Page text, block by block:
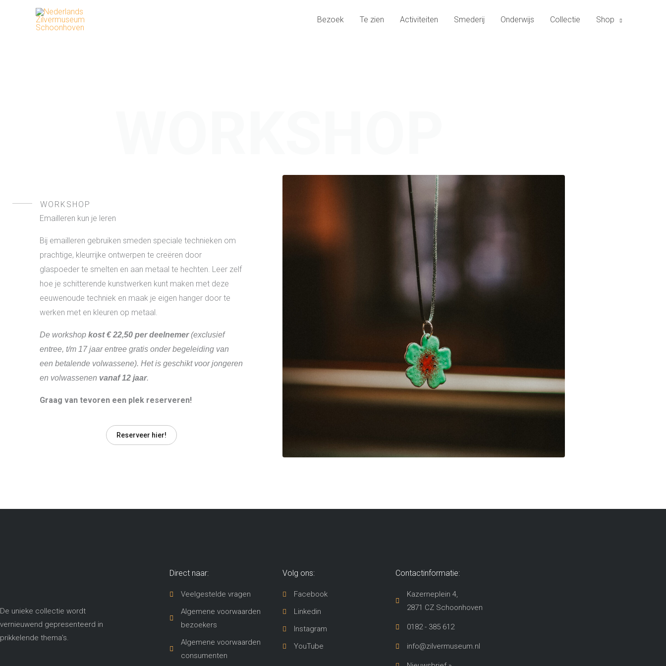
Bezoek Te zien Activiteiten Smederij Onderwijs Collectie Shop
WORKSHOP
Emailleren kun je leren
Bij emailleren gebruiken smeden speciale technieken om
prachtige, kleurrijke ontwerpen te creëren door
glaspoeder te smelten en aan metaal te hechten. Leer zelf
hoe je schitterende kunstwerken kunt maken met deze
eeuwenoude techniek en maak je eigen hanger door te
werken met en kleuren op metaal.
De workshop kost € 22,50 per deelnemer(exclusief
entree, t/m 17 jaar entree gratis onder begeleiding van
een betalende volwassene). Het is geschikt voor jongeren
en volwassenen vanaf 12 jaar.
Graag van tevoren een plek reserveren!
Reserveer hier!
De unieke collectie wordt
vernieuwend gepresenteerd in
prikkelende thema’s​.
Direct naar:
Veelgestelde vragen
Algemene voorwaarden
bezoekers
Algemene voorwaarden
consumenten
Volg ons:
Facebook
Linkedin
Instagram
YouTube
Contactinformatie:
Kazerneplein 4,
2871 CZ Schoonhoven​
0182 - 385 612
info@zilvermuseum.nl